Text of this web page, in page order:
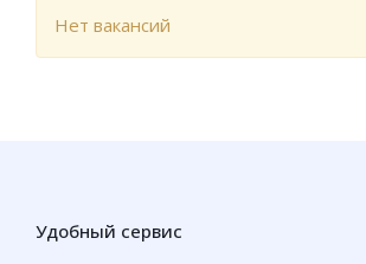
Нет вакансий
Удобный сервис